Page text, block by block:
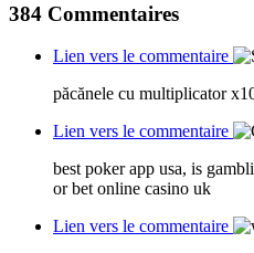
384 Commentaires
Lien vers le commentaire
păcănele cu multiplicator
Lien vers le commentaire
best poker app usa, is
or bet online casino uk
Lien vers le commentaire